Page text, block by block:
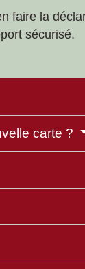
faire la
sécurisé.
carte ?